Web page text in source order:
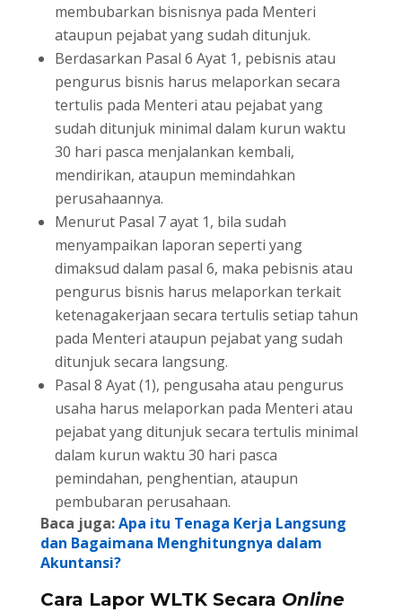
membubarkan bisnisnya pada Menteri
ataupun pejabat yang sudah ditunjuk.
Berdasarkan Pasal 6 Ayat 1, pebisnis atau
pengurus bisnis harus melaporkan secara
tertulis pada Menteri atau pejabat yang
sudah ditunjuk minimal dalam kurun waktu
30 hari pasca menjalankan kembali,
mendirikan, ataupun memindahkan
perusahaannya.
Menurut Pasal 7 ayat 1, bila sudah
menyampaikan laporan seperti yang
dimaksud dalam pasal 6, maka pebisnis atau
pengurus bisnis harus melaporkan terkait
ketenagakerjaan secara tertulis setiap tahun
pada Menteri ataupun pejabat yang sudah
ditunjuk secara langsung.
Pasal 8 Ayat (1), pengusaha atau pengurus
usaha harus melaporkan pada Menteri atau
pejabat yang ditunjuk secara tertulis minimal
dalam kurun waktu 30 hari pasca
pemindahan, penghentian, ataupun
pembubaran perusahaan.
Baca juga:Apa itu Tenaga Kerja Langsung
dan Bagaimana Menghitungnya dalam
Akuntansi?
Cara Lapor WLTK Secara Online